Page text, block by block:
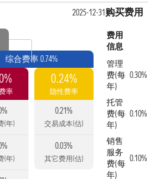
2025-12-31
综合费率 0.74%
率
(年)
(年)
0.24%
隐性费率
0.21%
交易成本(估)
0.03%
其它费用(估)
购买费用
费用
信息
管理
费(每
年)
0.30%
托管
费(每
年)
0.10%
销售
服务
费(每
年)
0.10%